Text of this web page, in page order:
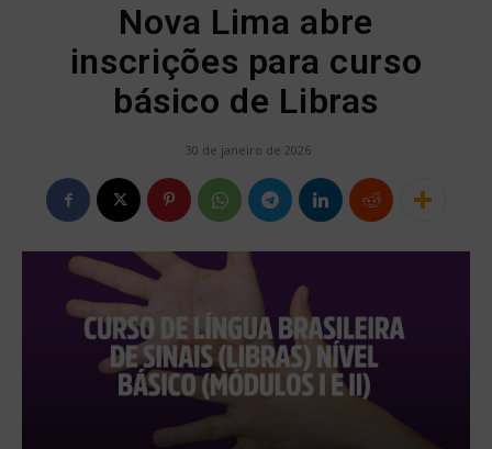
Nova Lima abre
inscrições para curso
básico de Libras
30 de janeiro de 2026